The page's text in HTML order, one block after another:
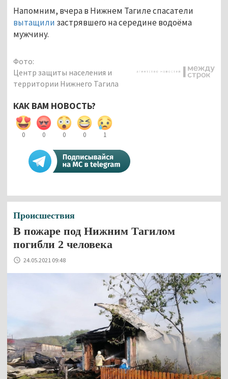
Напомним, вчера в Нижнем Тагиле спасатели
вытащили застрявшего на середине водоёма
мужчину.
Фото:
Центр защиты населения и
территории Нижнего Тагила
КАК ВАМ НОВОСТЬ?
0 0 0 0 1
Происшествия
В пожаре под Нижним Тагилом
погибли 2 человека
24.05.2021 09:48